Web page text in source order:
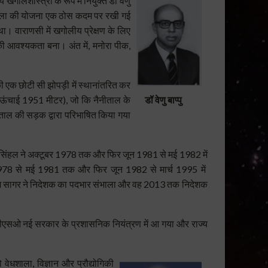
डॉ वेणु बाप्पु
की योजना एक ठोस कदम पर रखी गई
वाराणसी में खगोलीय प्रेक्षण के लिए
आवश्यकता बना। अंत में, मनोरा पीक,
छोटी सी झोपड़ी में स्थानांतरित कर
1951 मीटर), जो कि नैनीताल के
की सड़क द्वारा परिभाषित किया गया
सिंहल ने अक्टूबर 1978 तक और फिर जून 1981 से मई 1982 में
1978 से मई 1981 तक और फिर जून 1982 सेमार्च 1995 में
सागर ने निदेशक का पदभार संभाला और वह 2013 तक निदेशक
नई सरकार के प्रशासनिक नियंत्रण में आ गया और राज्य
विज्ञान और प्रौद्योगिकी